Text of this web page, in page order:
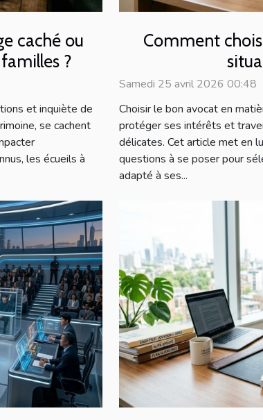
caché ou
?
et inquiète de
se cachent
les écueils à
Comment
Samedi 25 avril 2026 00:48
Choisir le bon avocat en
protéger ses intérêts et
délicates. Cet article met en
questions à se poser pour
adapté à ses...